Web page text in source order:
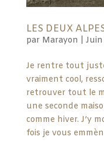
LES DEUX
par Marayon
Je rentre tout
vraiment cool,
retrouver tout le
une seconde
comme hiver. J’y
fois je vous